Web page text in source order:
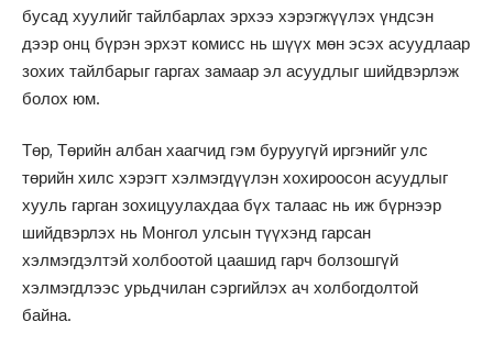
бусад хуулийг тайлбарлах эрхээ хэрэгжүүлэх үндсэн
дээр онц бүрэн эрхэт комисс нь шүүх мөн эсэх асуудлаар
зохих тайлбарыг гаргах замаар эл асуудлыг шийдвэрлэж
болох юм.
Төр, Төрийн албан хаагчид гэм буруугүй иргэнийг улс
төрийн хилс хэрэгт хэлмэгдүүлэн хохироосон асуудлыг
хууль гарган зохицуулахдаа бүх талаас нь иж бүрнээр
шийдвэрлэх нь Монгол улсын түүхэнд гарсан
хэлмэгдэлтэй холбоотой цаашид гарч болзошгүй
хэлмэгдлээс урьдчилан сэргийлэх ач холбогдолтой
байна.